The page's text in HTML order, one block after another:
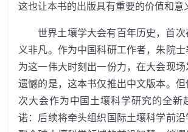
这也让本书的出版具有重要的价值和意
世界土壤学大会有百年历史，首
义非凡。作为中国科研工作者，朱院
为这一伟大时刻出一份力，在大会现
遗憾的是，这本书仅推出中文版本。
次大会作为中国土壤科学研究的全新
诺：后续将牵头组织国际土壤科学前